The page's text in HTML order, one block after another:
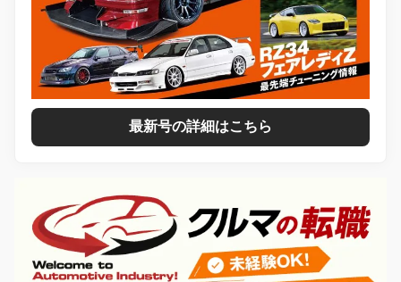
最新号の詳細はこちら